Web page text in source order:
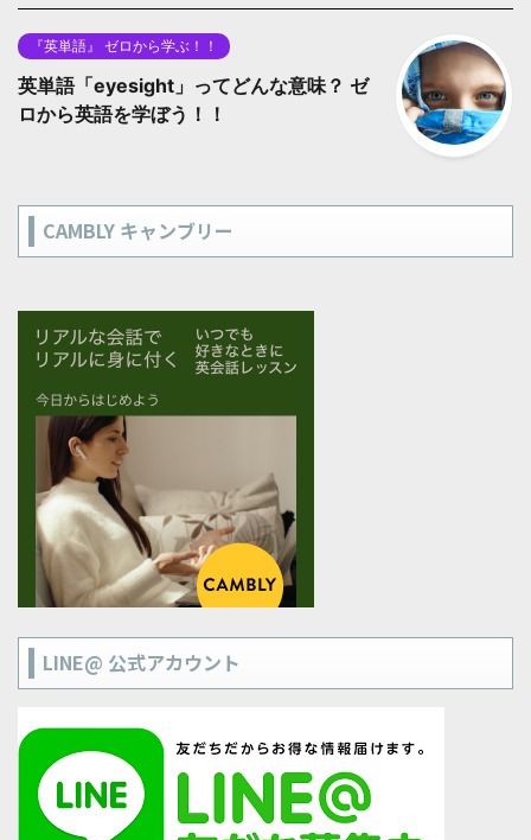
『英単語』 ゼロから学ぶ！！
英単語「eyesight」ってどんな意味？ ゼ
ロから英語を学ぼう！！
CAMBLY キャンブリー
LINE@ 公式アカウント